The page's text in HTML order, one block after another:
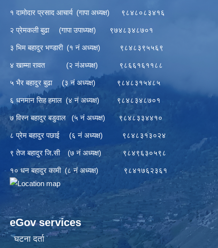
१ दामोदार प्रसाद आचार्य (गापा अध्यक्ष) ९८४८०८३४१६
२ प्रेमकली बुढा (गापा उपाध्यक्ष) ९७४८३४८७०१
३ भिम बहादुर भण्डारी (१ नं अध्यक्ष) ९८४८३९५५६९
४ खाम्मा रावत (२ नंअध्यक्ष) ९८६६१६११८८
५ भैर बहादुर बुढा (३ नं अध्यक्ष) ९८४८३१५४८५
६ धनमान सिह हमाल (४ नं अध्यक्ष) ९८४८३४८७०१
७ विस्न बहादुर बडुवाल (५ नं अध्यक्ष) ९८४८३३४४१०
८ प्रेम बहादुर पछाई (६ नं अध्यक्ष) ९८४८३१३०२४
९ तेज बहादुर जि.सी (७ नं अध्यक्ष) ९८४९६३०५९८
१० धन बहादुर कामी (८ नं अध्यक्ष) ९८४१७६२३६१
eGov services
घटना दर्ता